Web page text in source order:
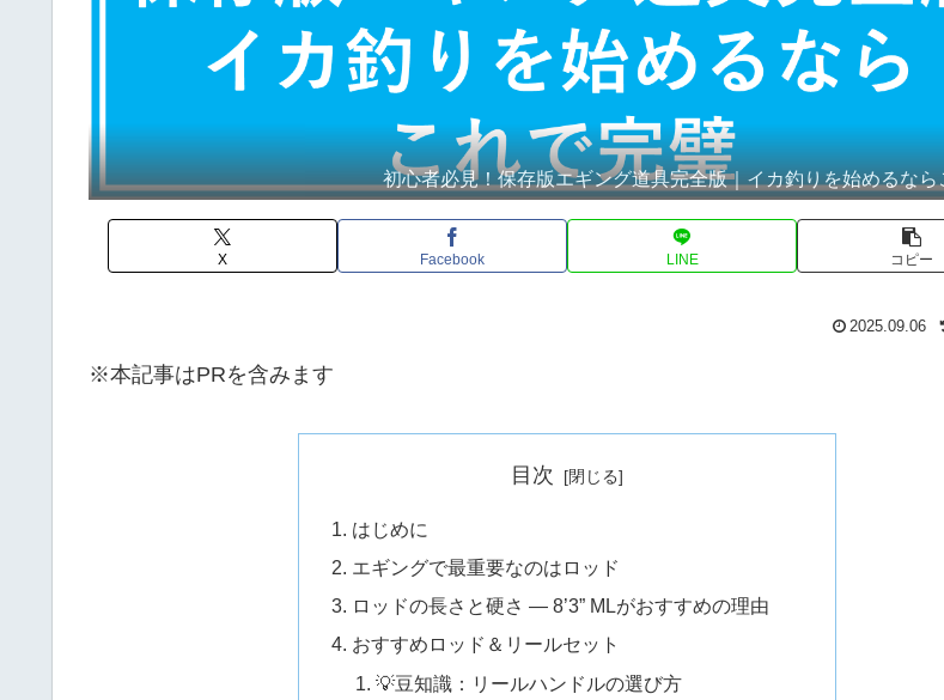
初心者必見！保存版エギング道具完全版｜イカ釣りを始めるなら
X Facebook LINE コピー
2025.09.06
※本記事はPRを含みます
目次
はじめに
エギングで最重要なのはロッド
ロッドの長さと硬さ ― 8’3” MLがおすすめの理由
おすすめロッド＆リールセット
💡豆知識：リールハンドルの選び方